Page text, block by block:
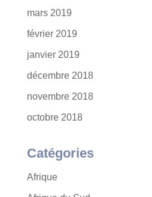
mars 2019
février 2019
janvier 2019
décembre 2018
novembre 2018
octobre 2018
Catégories
Afrique